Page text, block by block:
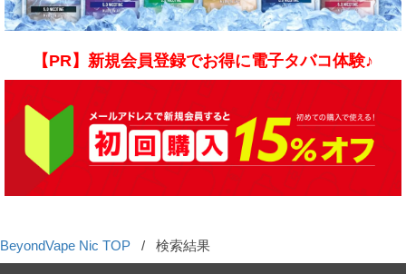
【PR】新規会員登録でお得に電子タバコ体験♪
BeyondVape Nic TOP / 検索結果